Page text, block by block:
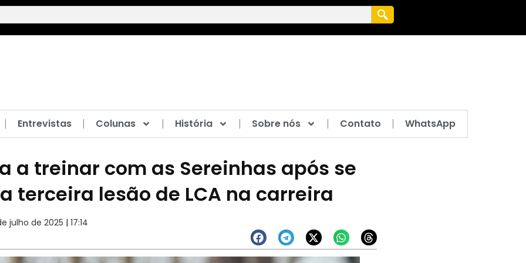
Entrevistas Colunas História Sobre nós Contato WhatsApp
a treinar com as Sereinhas após se
terceira lesão de LCA na carreira
julho de 2025 | 17:14